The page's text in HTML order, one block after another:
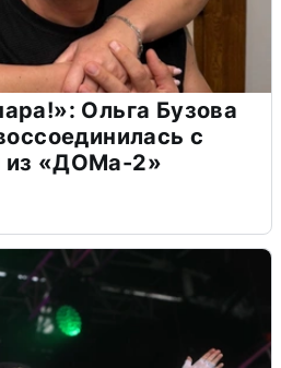
Ольга Бузова
с
из «ДОМа-2»